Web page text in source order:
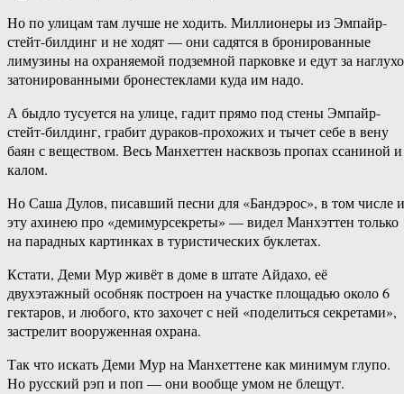
Но по улицам там лучше не ходить. Миллионеры из Эмпайр-
стейт-билдинг и не ходят — они садятся в бронированные
лимузины на охраняемой подземной парковке и едут за наглухо
затонированными бронестеклами куда им надо.
А быдло тусуется на улице, гадит прямо под стены Эмпайр-
стейт-билдинг, грабит дураков-прохожих и тычет себе в вену
баян с веществом. Весь Манхеттен насквозь пропах ссаниной и
калом.
Но Саша Дулов, писавший песни для «Бандэрос», в том числе и
эту ахинею про «демимурсекреты» — видел Манхэттен только
на парадных картинках в туристических буклетах.
Кстати, Деми Мур живёт в доме в штате Айдахо, её
двухэтажный особняк построен на участке площадью около 6
гектаров, и любого, кто захочет с ней «поделиться секретами»,
застрелит вооруженная охрана.
Так что искать Деми Мур на Манхеттене как минимум глупо.
Но русский рэп и поп — они вообще умом не блещут.